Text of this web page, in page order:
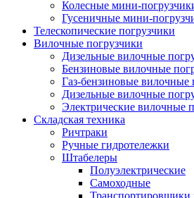
Колесные мини-
Гусеничные мини-
Телескопические погрузчики
Вилочные погрузчики
Дизельные вилочные
Бензиновые вилочные
Газ-бензиновые вилочные
Дизельные вилочные
Электрические вилочные
Складская техника
Ричтраки
Ручные гидротележки
Штабелеры
Полуэлектрические
Самоходные
Транспортировщики